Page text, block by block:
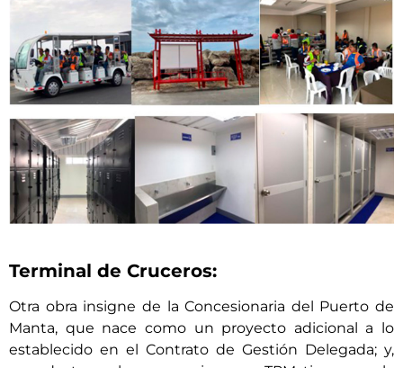
Terminal de Cruceros:
Otra obra insigne de la Concesionaria del Puerto de
Manta, que nace como un proyecto adicional a lo
establecido en el Contrato de Gestión Delegada; y,